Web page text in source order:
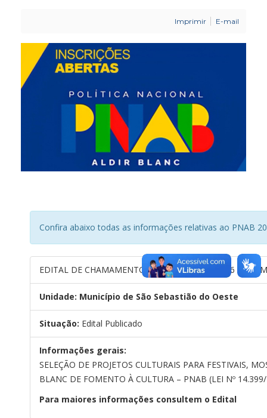
Imprimir E-mail
Confira abaixo todas as informações relativas ao PNAB
EDITAL DE CHAMAMENTO PÚBLICO Nº 002/2026 –
Unidade: Município de São Sebastião do Oeste
Situação: Edital Publicado
Informações gerais:
SELEÇÃO DE PROJETOS CULTURAIS PARA FESTIVAIS,
BLANC DE FOMENTO À CULTURA – PNAB (LEI Nº
Para maiores informações consultem o Edital